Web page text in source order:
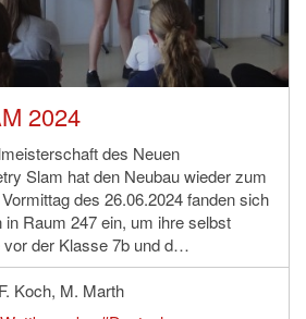
2024
des Neuen
Slam hat den Neubau wieder zum
des 26.06.2024 fanden sich
Raum 247 ein, um ihre selbst
vor der Klasse 7b und d…
F. Koch, M. Marth